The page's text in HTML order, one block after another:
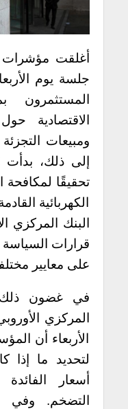
أغلقت مؤشرات
جلسة يوم
المستثمرون
الاقتصادية
ومبيعات
إلى ذلك، بدأت
تحقيقًا لمكافحة
الكهربائية
البنك المركزي
قرارات السياسة
على معايير
في غضون
المركزي
الأربعاء أن
لتحديد ما إذا
أسعار
التضخم. وفي